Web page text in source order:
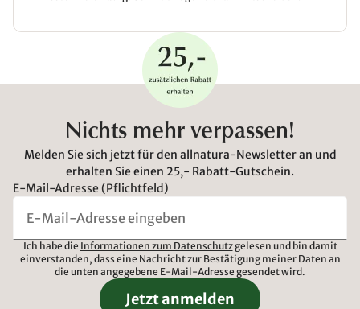
Nichts mehr verpassen!
Melden Sie sich jetzt für den allnatura-Newsletter an und
erhalten Sie einen 25,- Rabatt-Gutschein.
E-Mail-Adresse (Pflichtfeld)
Ich habe die Informationen zum Datenschutzgelesen und bin damit
einverstanden, dass eine Nachricht zur Bestätigung meiner Daten an
die unten angegebene E-Mail-Adresse gesendet wird.
Jetzt anmelden